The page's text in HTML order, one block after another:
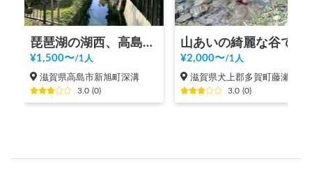
琵琶湖の湖西、高島市の魅力をシェア
¥1,500〜/1人
滋賀県高島市新旭町深溝
3.0 (0)
¥2,000〜/1人
滋賀県犬上郡多賀町藤瀬
3.0 (0)